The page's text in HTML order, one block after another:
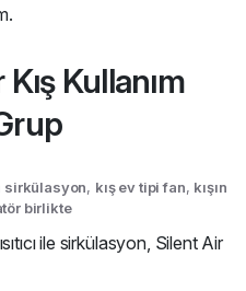
Kullanım
sirkülasyon, kış ev tipi fan, kışın
birlikte
ile sirkülasyon, Silent Air